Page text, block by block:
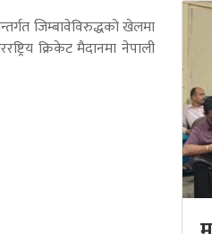
जिम्बावेविरुद्धको खेलमा
क्रिकेट मैदानमा नेपाली